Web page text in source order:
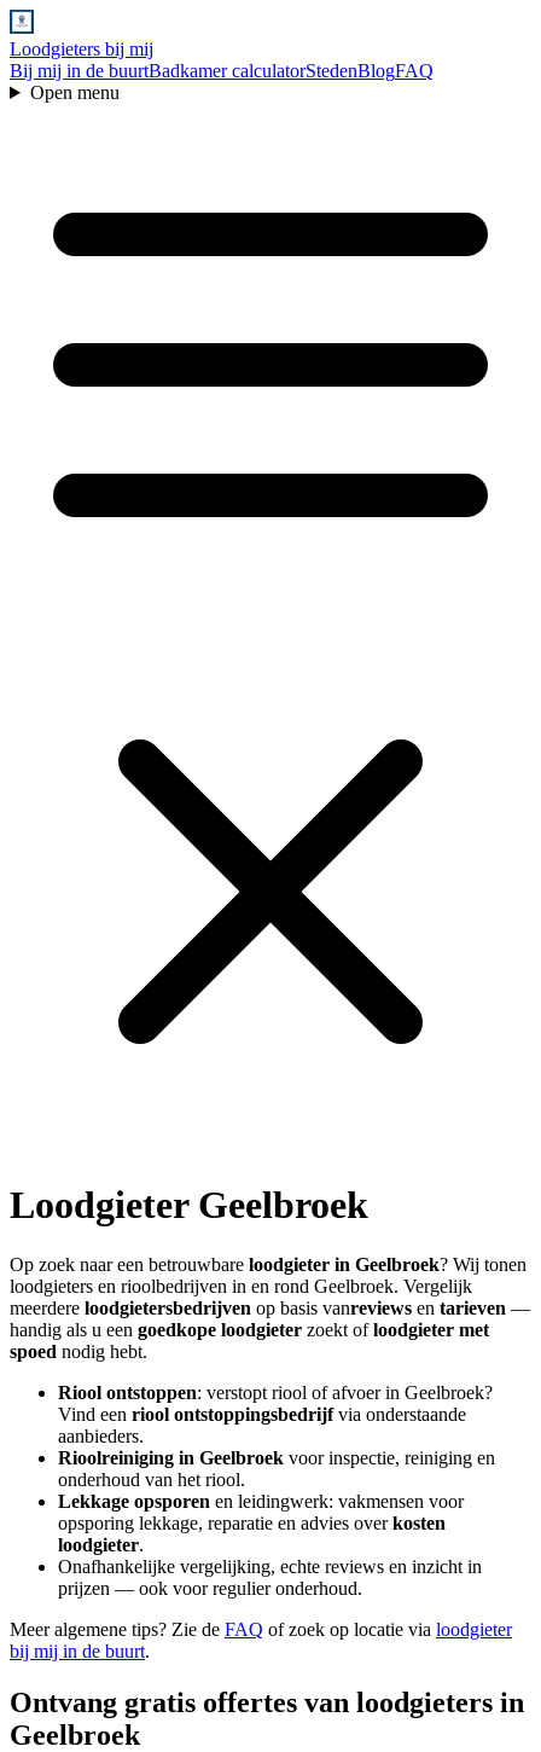
Loodgieters bij mij
Bij mij in de buurtBadkamer calculatorStedenBlogFAQ
Open menu
Loodgieter Geelbroek
Op zoek naar een betrouwbare loodgieter in Geelbroek? Wij tonen
loodgieters en rioolbedrijven in en rond Geelbroek. Vergelijk
meerdere loodgietersbedrijven op basis vanreviews en tarieven —
handig als u een goedkope loodgieter zoekt ofloodgieter met
spoed nodig hebt.
Riool ontstoppen: verstopt riool of afvoer in Geelbroek?
Vind een riool ontstoppingsbedrijfvia onderstaande
aanbieders.
Rioolreiniging in Geelbroek voor inspectie, reiniging en
onderhoud van het riool.
Lekkage opsporen en leidingwerk: vakmensen voor
opsporing lekkage, reparatie en advies overkosten
loodgieter.
Onafhankelijke vergelijking, echte reviews en inzicht in
prijzen — ook voor regulier onderhoud.
Meer algemene tips? Zie de FAQ of zoek op locatie via loodgieter
bij mij in de buurt.
Ontvang gratis offertes van loodgieters in
Geelbroek